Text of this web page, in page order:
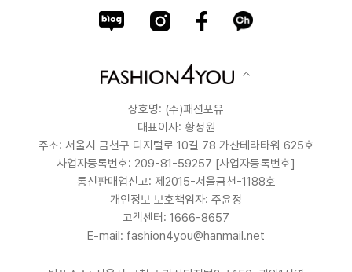
상호명: (주)패션포유
대표이사: 황정원
주소: 서울시 금천구 디지털로 10길 78 가산테라타워 625호
사업자등록번호: 209-81-59257 [사업자등록번호]
통신판매업신고: 제2015-서울금천-1188호
개인정보 보호책임자: 주윤정
고객센터: 1666-8657
E-mail: fashion4you@hanmail.net